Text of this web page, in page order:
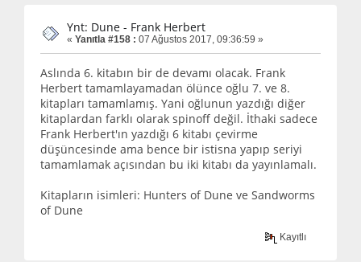
Ynt: Dune - Frank Herbert
« Yanıtla #158 : 07 Ağustos 2017, 09:36:59 »
Aslında 6. kitabın bir de devamı olacak. Frank
Herbert tamamlayamadan ölünce oğlu 7. ve 8.
kitapları tamamlamış. Yani oğlunun yazdığı diğer
kitaplardan farklı olarak spinoff değil. İthaki sadece
Frank Herbert'ın yazdığı 6 kitabı çevirme
düşüncesinde ama bence bir istisna yapıp seriyi
tamamlamak açısından bu iki kitabı da yayınlamalı.
Kitapların isimleri: Hunters of Dune ve Sandworms
of Dune
Kayıtlı